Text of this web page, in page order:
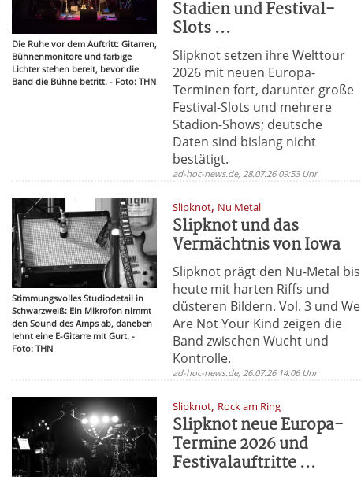
Die Ruhe vor dem Auftritt: Gitarren,
Bühnenmonitore und farbige
Lichter stehen bereit, bevor die
Band die Bühne betritt. - Foto: THN
Stadien und Festival-
Slots ...
Slipknot setzen ihre Welttour
2026 mit neuen Europa-
Terminen fort, darunter große
Festival-Slots und mehrere
Stadion-Shows; deutsche
Daten sind bislang nicht
bestätigt.
ad-hoc-news.de, 28.07.26 09:53 Uhr
Stimmungsvolles Studiodetail in
Schwarzweiß: Ein Mikrofon nimmt
den Sound des Amps ab, daneben
lehnt eine E-Gitarre mit Gurt. -
Foto: THN
Slipknot, Nu Metal
Slipknot und das
Vermächtnis von Iowa
Slipknot prägt den Nu-Metal bis
heute mit harten Riffs und
düsteren Bildern. Vol. 3 und We
Are Not Your Kind zeigen die
Band zwischen Wucht und
Kontrolle.
ad-hoc-news.de, 26.07.26 14:06 Uhr
Slipknot, Rock am Ring
Slipknot neue Europa-
Termine 2026 und
Festivalauftritte ...